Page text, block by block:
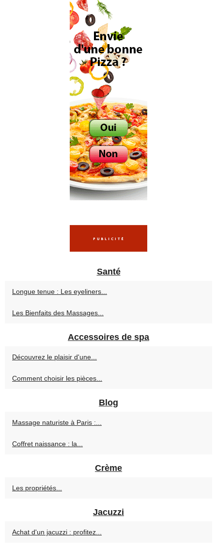
Santé
Longue tenue : Les eyeliners...
Les Bienfaits des Massages...
Accessoires de spa
Découvrez le plaisir d'une...
Comment choisir les pièces...
Blog
Massage naturiste à Paris :...
Coffret naissance : la...
Crème
Les propriétés...
Jacuzzi
Achat d'un jacuzzi : profitez...